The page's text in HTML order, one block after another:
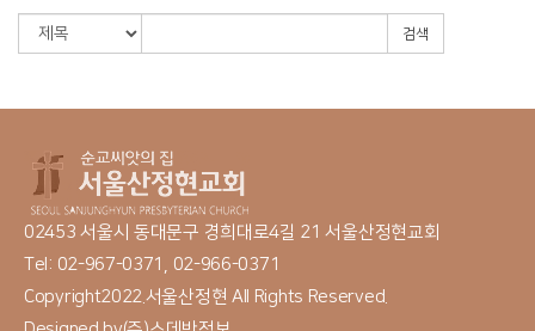
검색
02453 서울시 동대문구 경희대로4길 21 서울산정현교회
Tel: 02-967-0371, 02-966-0371
Copyright2022.서울산정현 All Rights Reserved.